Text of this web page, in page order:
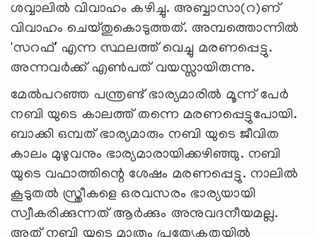
ശവ്വാലില്‍ വിവാഹം കഴിച്ചു. അബ്ബാസാ(റ)ണ്
വിവാഹം ചെയ്തുകൊടുത്തത്. അമ്പത്തൊന്നില്‍
'സറഫ്' എന്ന സ്ഥലത്ത് വെച്ചു മരണപ്പെട്ടു.
അന്നവര്‍ക്ക് എണ്‍പത് വയസ്സായിരുന്നു.
മേല്‍പറഞ്ഞ പന്ത്രണ്ട് ഭാര്യമാരില്‍ മൂന്ന് പേര്‍
നബി യുടെ കാലത്ത് തന്നെ മരണപ്പെട്ടുപോയി.
ബാക്കി ഒമ്പത് ഭാര്യമാരും നബി യുടെ ജീവിത
കാലം മുഴുവനും ഭാര്യമാരായിക്കഴിഞ്ഞു. നബി
യുടെ വഫാത്തിന്റെ ശേഷം മരണപ്പെട്ടു. നാലില്‍
കൂടുതല്‍ സ്ത്രീകളെ ഒരവസരം ഭാര്യയായി
സ്വീകരിക്കുന്നത് ആര്‍ക്കും അനുവദനീയമല്ല.